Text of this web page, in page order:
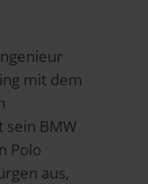
mit dem
BMW
Polo
aus,